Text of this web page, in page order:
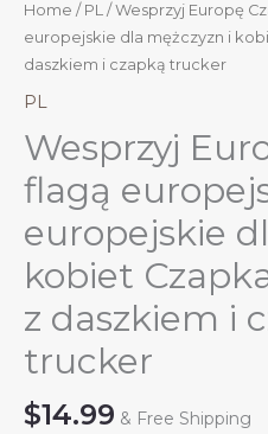
Home / PL / Wesprzyj Europę
europejskie dla mężczyzn i
daszkiem i czapką trucker
PL
Wesprzyj
flagą
europejskie
kobiet
z daszkiem i
trucker
$14.99 & Free Shipping